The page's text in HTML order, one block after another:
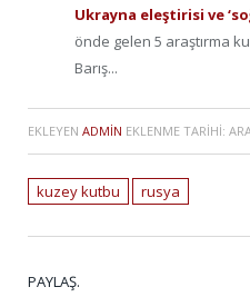
Ukrayna eleştirisi ve
önde gelen 5 araştırma
Barış...
EKLEYEN ADMIN EKLENME TARIHI:
kuzey kutbu rusya
PAYLAŞ.